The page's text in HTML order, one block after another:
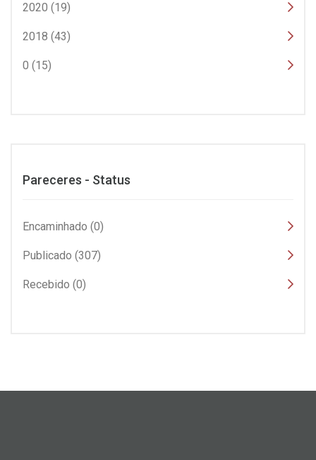
2020 (19)
2018 (43)
0 (15)
Pareceres - Status
Encaminhado (0)
Publicado (307)
Recebido (0)